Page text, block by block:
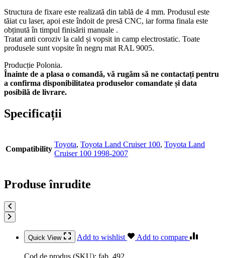
Structura de fixare este realizată din tablă de 4 mm. Produsul este
tăiat cu laser, apoi este îndoit de presă CNC, iar forma finala este
obținută în timpul finisării manuale .
Tratat anti coroziv la cald și vopsit in camp electrostatic. Toate
produsele sunt vopsite în negru mat RAL 9005.
Producție Polonia.
Înainte de a plasa o comandă, vă rugăm să ne contactați pentru
a confirma disponibilitatea produselor comandate și data
posibilă de livrare.
Specificații
Compatibility
Toyota, Toyota Land Cruiser 100, Toyota Land
Cruiser 100 1998-2007
Produse înrudite
Quick View Add to wishlist Add to compare
Cod de produs (SKU): fab_492